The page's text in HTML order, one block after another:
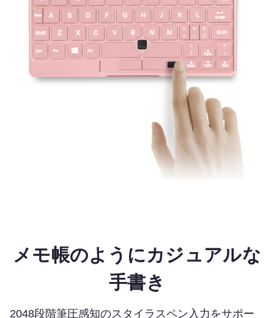
メモ帳のようにカジュアルな
手書き
2048段階筆圧感知のスタイラスペン入力をサポー